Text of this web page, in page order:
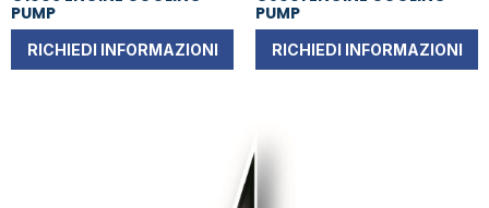
PUMP
RICHIEDI INFORMAZIONI
PUMP
RICHIEDI INFORMAZIONI